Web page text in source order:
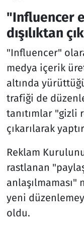
"Influencer
dışılıktan
"Influencer"
medya içerik
altında
trafiği de
tanıtımlar "gizli
çıkarılarak
Reklam
rastlanan
yeni
oldu.